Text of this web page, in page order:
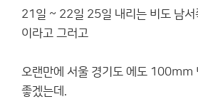
21일 ~ 22일 25일 내리는 비도 남서
이라고 그러고
오랜만에 서울 경기도 에도 100mm
좋겠는데.